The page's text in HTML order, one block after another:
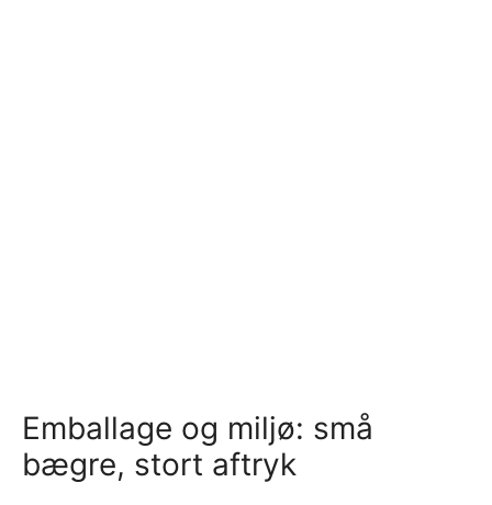
Emballage og miljø: små
bægre, stort aftryk